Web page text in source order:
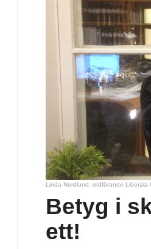
Linda Nordlund, ordförande Liberala
Betyg i
ett!